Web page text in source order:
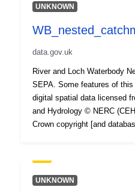
UNKNOWN
data.gov.uk
River and Loch Waterbody
SEPA. Some features of
digital spatial data licensed
and Hydrology © NERC
Crown copyright [and
UNKNOWN